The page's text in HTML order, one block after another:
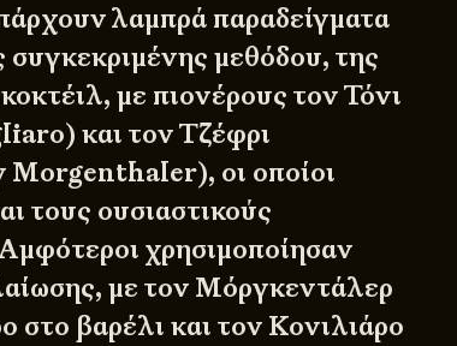
λαμπρά παραδείγματα
συγκεκριμένης μεθόδου, της
με πιονέρους τον Τόνι
και τον Τζέφρι
οι οποίοι
τους ουσιαστικούς
χρησιμοποίησαν
με τον Μόργκεντάλερ
στο βαρέλι και τον Κονιλιάρο